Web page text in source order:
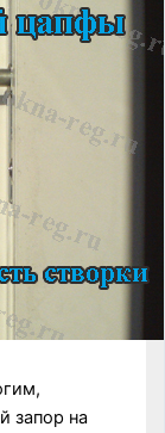
запор на